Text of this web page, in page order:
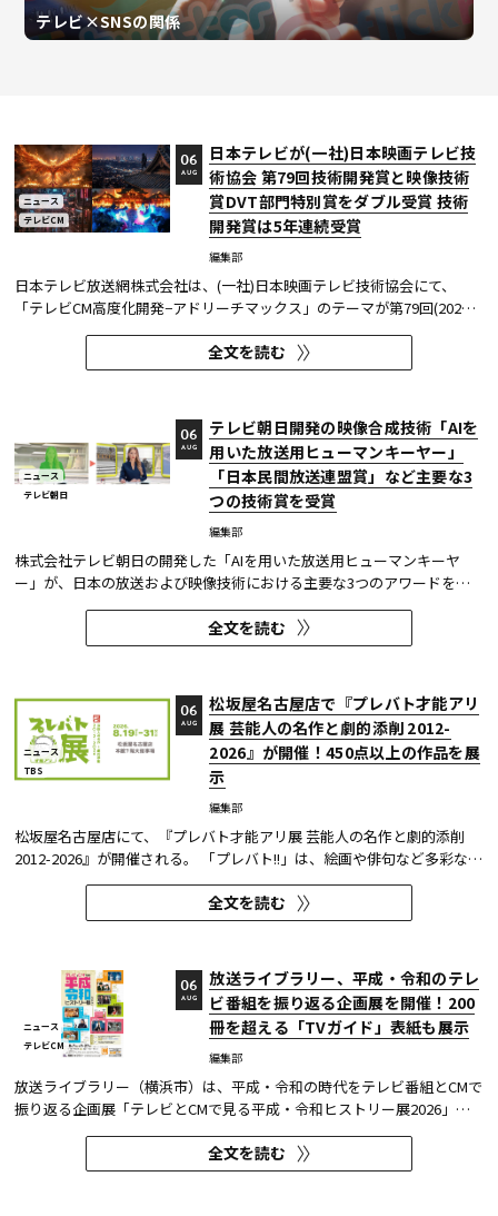
テレビ×SNSの関係
ニュース
テレビCM
日本テレビが(一社)日本映画テレビ技
術協会 第79回技術開発賞と映像技術
賞DVT部門特別賞をダブル受賞 技術
開発賞は5年連続受賞
編集部
06
AUG
日本テレビ放送網株式会社は、(一社)日本映画テレビ技術協会にて、
「テレビCM高度化開発−アドリーチマックス」のテーマが第79回(2025
年度)技術開発賞を、「TOKYO巫女忍者」が映像技術賞 DVT(デジタルビ
ジュアル技術)部門 特別賞を受賞したことを発表した。技術開発賞部門
では、昨年に続き5年連続の受賞となる。 この賞は毎年、放送に関連
全文を読む
ニュース
テレビ朝日
テレビ朝日開発の映像合成技術「AIを
用いた放送用ヒューマンキーヤー」
「日本民間放送連盟賞」など主要な3
つの技術賞を受賞
編集部
06
AUG
株式会社テレビ朝日の開発した「AIを用いた放送用ヒューマンキーヤ
ー」が、日本の放送および映像技術における主要な3つのアワードを受
賞した。 本開発は、人物像認識AIと最新のXR技術を組み合わせたシステ
ムであり、その革新性と実用性が業界内で高い評価を獲得している。
【受賞アワード一覧】 ●2025年 日本民間放送連盟賞 技術部門優...
全文を読む
ニュース
TBS
松坂屋名古屋店で『プレバト才能アリ
展 芸能人の名作と劇的添削 2012-
2026』が開催！450点以上の作品を展
示
編集部
06
AUG
松坂屋名古屋店にて、『プレバト才能アリ展 芸能人の名作と劇的添削
2012-2026』が開催される。 「プレバト!!」は、絵画や俳句など多彩な芸
術ジャンルに芸能人が挑戦し、その作品を超一流の講師陣が才能アリ/ナ
シで厳しく査定する教養バラエティー番組だ。 本展では、定番ジャンル
の俳句・水彩画から、大漁旗や黒板アートといった巨大作品...
全文を読む
ニュース
テレビCM
放送ライブラリー、平成・令和のテレ
ビ番組を振り返る企画展を開催！200
冊を超える「TVガイド」表紙も展示
編集部
06
AUG
放送ライブラリー（横浜市）は、平成・令和の時代をテレビ番組とCMで
振り返る企画展「テレビとCMで見る平成・令和ヒストリー展2026」を8
月7日～9月27日に開催する。
全文を読む